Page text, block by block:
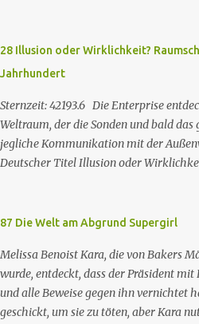
Es kommt eine außerirdische Rasse,
genannt wird, auf die Erde. Sie bieten
eindämmen, Umweltprobleme lösen
Gegenzug verlangen sie, dass man sie
eine Gruppe von Erdlingen, die an der
zweifelt, organisiert eine
28 Illusion oder Wirklichkeit?
Jahrhundert
Sternzeit: 42193.6 Die Enterprise
Weltraum, der die Sonden und bald
jegliche Kommunikation mit der
Deutscher Titel Illusion oder
Erstaus­strahlung USA 26. Nov. 1988
HD-restaurierten Fassung im Pay-TV
Enterprise – Das nächste Jahrhundert
erzählt von den Missionen der
Sternenflottenraumschiffs Enterprise-
87 Die Welt am Abgrund Supergirl
Melissa Benoist Kara, die von Bakers
wurde, entdeckt, dass der Präsident mit
und alle Beweise gegen ihn vernichtet
geschickt, um sie zu töten, aber Kara